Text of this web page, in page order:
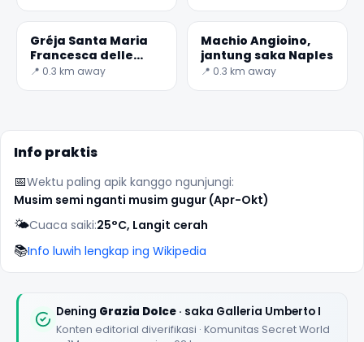
Gréja Santa Maria
Francesca delle
Cinque Piaghe
📍 0.3 km away
Machio Angioino,
jantung saka Naples
📍 0.3 km away
Info praktis
📅Wektu paling apik kanggo ngunjungi:
Musim semi nganti musim gugur (Apr-Okt)
🌤️Cuaca saiki:25°C, Langit cerah
📚Info luwih lengkap ing Wikipedia
Dening Grazia Dolce · saka Galleria Umberto I
Konten editorial diverifikasi · Komunitas Secret World
✕
★★★★★